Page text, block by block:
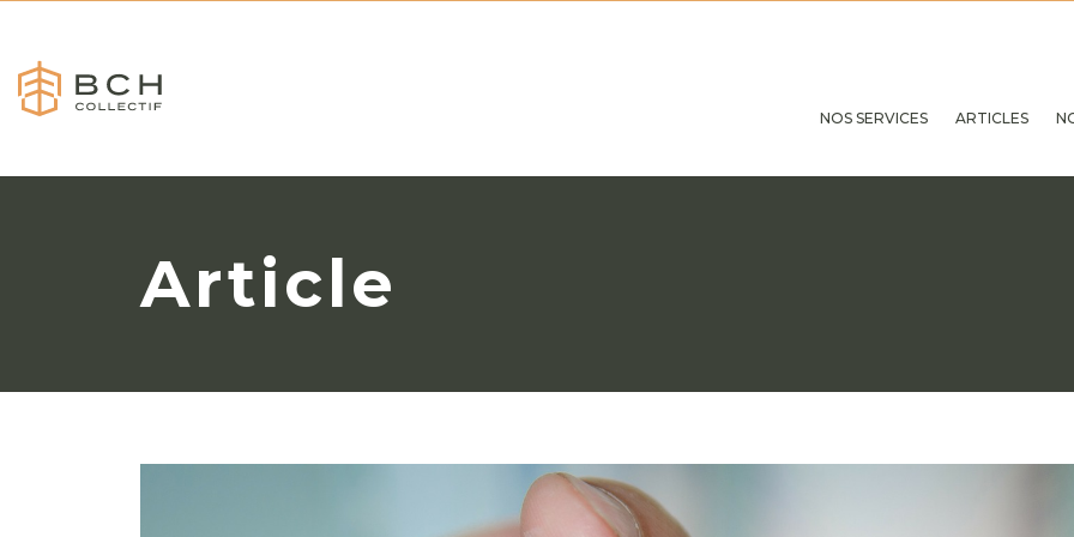
NOS SERVICES ARTICLES
Article